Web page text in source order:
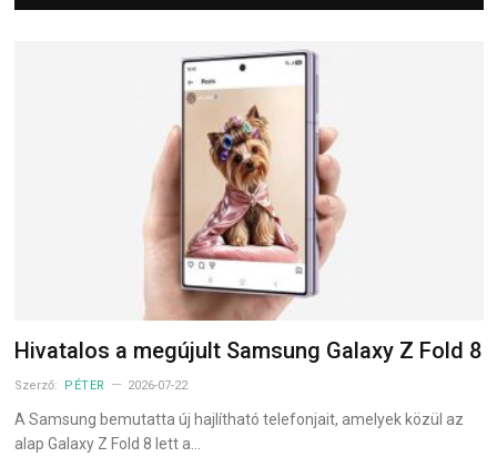
Hivatalos a megújult Samsung Galaxy Z Fold 8
Szerző: PÉTER 2026-07-22
A Samsung bemutatta új hajlítható telefonjait, amelyek közül az
alap Galaxy Z Fold 8 lett a…